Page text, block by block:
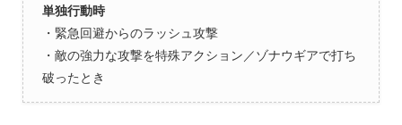
単独行動時
・緊急回避からのラッシュ攻撃
・敵の強力な攻撃を特殊アクション／ゾナウギアで打ち
破ったとき